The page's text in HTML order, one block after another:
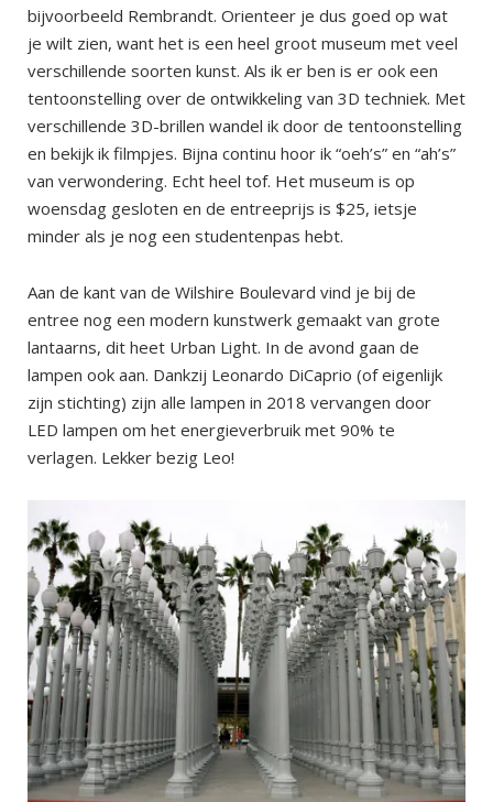
bijvoorbeeld Rembrandt. Orienteer je dus goed op wat
je wilt zien, want het is een heel groot museum met veel
verschillende soorten kunst. Als ik er ben is er ook een
tentoonstelling over de ontwikkeling van 3D techniek. Met
verschillende 3D-brillen wandel ik door de tentoonstelling
en bekijk ik filmpjes. Bijna continu hoor ik “oeh’s” en “ah’s”
van verwondering. Echt heel tof. Het museum is op
woensdag gesloten en de entreeprijs is $25, ietsje
minder als je nog een studentenpas hebt.
Aan de kant van de Wilshire Boulevard vind je bij de
entree nog een modern kunstwerk gemaakt van grote
lantaarns, dit heet Urban Light. In de avond gaan de
lampen ook aan. Dankzij Leonardo DiCaprio (of eigenlijk
zijn stichting) zijn alle lampen in 2018 vervangen door
LED lampen om het energieverbruik met 90% te
verlagen. Lekker bezig Leo!